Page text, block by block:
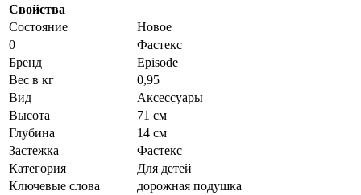
Свойства
Состояние
Новое
0
Фастекс
Бренд
Episode
Вес в кг
0,95
Вид
Аксессуары
Высота
71 см
Глубина
14 см
Застежка
Фастекс
Категория
Для детей
Ключевые слова
дорожная подушка